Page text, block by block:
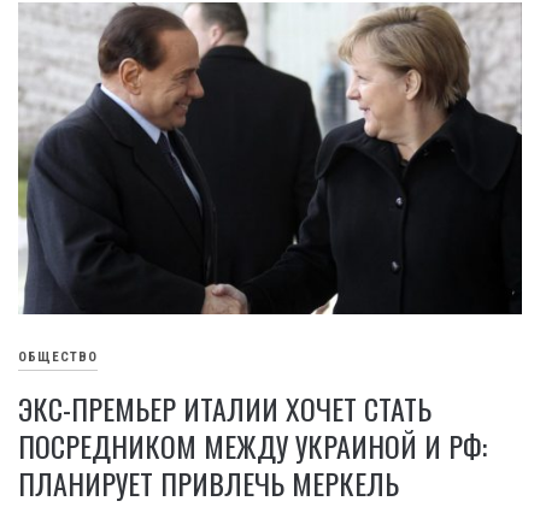
ОБЩЕСТВО
ЭКС-ПРЕМЬЕР ИТАЛИИ ХОЧЕТ СТАТЬ
ПОСРЕДНИКОМ МЕЖДУ УКРАИНОЙ И РФ:
ПЛАНИРУЕТ ПРИВЛЕЧЬ МЕРКЕЛЬ